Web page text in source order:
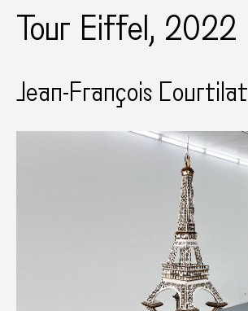
Tour Eiffel, 2022
Jean-François Courtilat